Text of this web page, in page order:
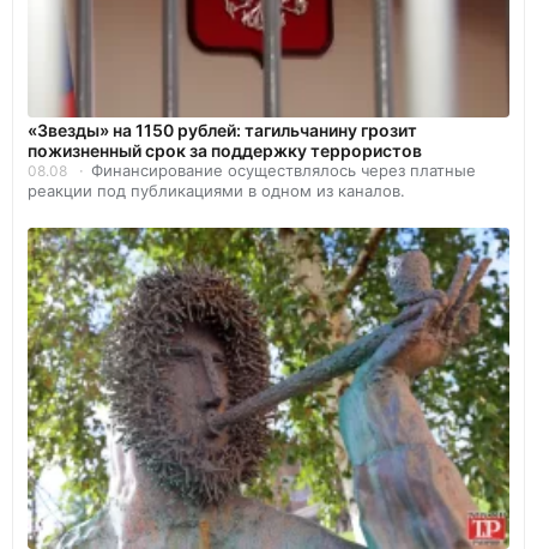
«Звезды» на 1150 рублей: тагильчанину грозит
пожизненный срок за поддержку террористов
08.08
Финансирование осуществлялось через платные
реакции под публикациями в одном из каналов.